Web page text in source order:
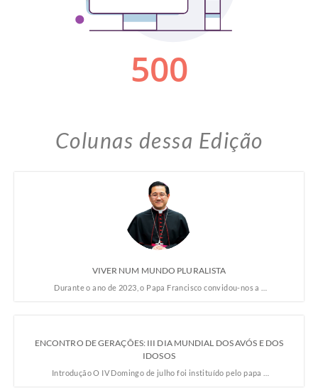
Colunas dessa Edição
VIVER NUM MUNDO PLURALISTA
Durante o ano de 2023, o Papa Francisco convidou-nos a …
ENCONTRO DE GERAÇÕES: III DIA MUNDIAL DOS AVÓS E DOS
IDOSOS
Introdução O IV Domingo de julho foi instituído pelo papa …